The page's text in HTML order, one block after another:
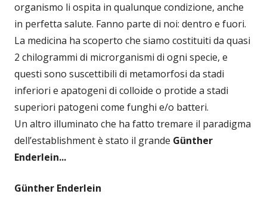
organismo li ospita in qualunque condizione, anche
in perfetta salute. Fanno parte di noi: dentro e fuori.
La medicina ha scoperto che siamo costituiti da quasi
2 chilogrammi di microrganismi di ogni specie, e
questi sono suscettibili di metamorfosi da stadi
inferiori e apatogeni di colloide o protide a stadi
superiori patogeni come funghi e/o batteri.
Un altro illuminato che ha fatto tremare il paradigma
dell’establishment è stato il grande Günther
Enderlein...
Günther Enderlein